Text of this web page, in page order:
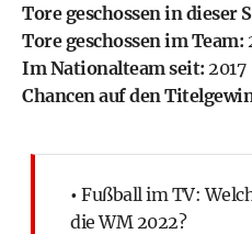
Tore geschossen in dieser
Tore geschossen im Team:
Im Nationalteam seit: 2017
Chancen auf den
• Fußball im TV:
die WM 2022?